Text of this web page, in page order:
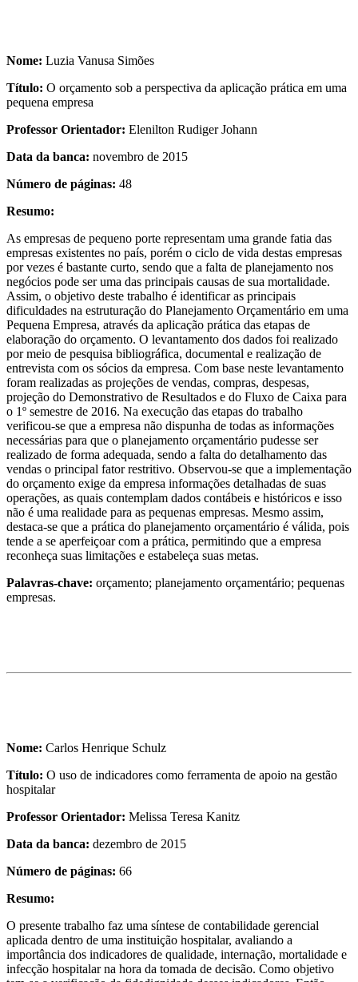
Nome: Luzia Vanusa Simões
Título: O orçamento sob a perspectiva da aplicação prática em uma
pequena empresa
Professor Orientador: Elenilton Rudiger Johann
Data da banca: novembro de 2015
Número de páginas: 48
Resumo:
As empresas de pequeno porte representam uma grande fatia das
empresas existentes no país, porém o ciclo de vida destas empresas
por vezes é bastante curto, sendo que a falta de planejamento nos
negócios pode ser uma das principais causas de sua mortalidade.
Assim, o objetivo deste trabalho é identificar as principais
dificuldades na estruturação do Planejamento Orçamentário em uma
Pequena Empresa, através da aplicação prática das etapas de
elaboração do orçamento. O levantamento dos dados foi realizado
por meio de pesquisa bibliográfica, documental e realização de
entrevista com os sócios da empresa. Com base neste levantamento
foram realizadas as projeções de vendas, compras, despesas,
projeção do Demonstrativo de Resultados e do Fluxo de Caixa para
o 1º semestre de 2016. Na execução das etapas do trabalho
verificou-se que a empresa não dispunha de todas as informações
necessárias para que o planejamento orçamentário pudesse ser
realizado de forma adequada, sendo a falta do detalhamento das
vendas o principal fator restritivo. Observou-se que a implementação
do orçamento exige da empresa informações detalhadas de suas
operações, as quais contemplam dados contábeis e históricos e isso
não é uma realidade para as pequenas empresas. Mesmo assim,
destaca-se que a prática do planejamento orçamentário é válida, pois
tende a se aperfeiçoar com a prática, permitindo que a empresa
reconheça suas limitações e estabeleça suas metas.
Palavras-chave: orçamento; planejamento orçamentário; pequenas
empresas.
Nome: Carlos Henrique Schulz
Título: O uso de indicadores como ferramenta de apoio na gestão
hospitalar
Professor Orientador: Melissa Teresa Kanitz
Data da banca: dezembro de 2015
Número de páginas: 66
Resumo:
O presente trabalho faz uma síntese de contabilidade gerencial
aplicada dentro de uma instituição hospitalar, avaliando a
importância dos indicadores de qualidade, internação, mortalidade e
infecção hospitalar na hora da tomada de decisão. Como objetivo